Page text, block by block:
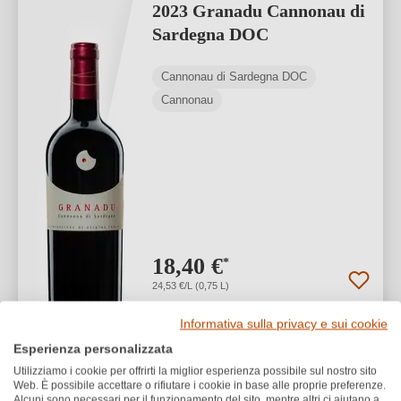
2023 Granadu Cannonau di
Sardegna DOC
Cannonau di Sardegna DOC
Cannonau
18,40 €*
24,53 €/L (0,75 L)
1
Informativa sulla privacy e sui cookie
Esperienza personalizzata
Utilizziamo i cookie per offrirti la miglior esperienza possibile sul nostro sito
Web. È possibile accettare o rifiutare i cookie in base alle proprie preferenze.